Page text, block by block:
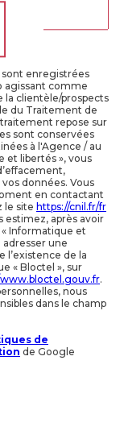
enregistrées
agissant comme
la clientèle/prospects
du Traitement de
repose sur
sont conservées
à l'Agence / au
et libertés », vous
données. Vous
en contactant
le site https://cnil.fr/fr
estimez, après avoir
Informatique et
adresser une
l’existence de la
« Bloctel », sur
.
nous
dans le champ
de
de Google